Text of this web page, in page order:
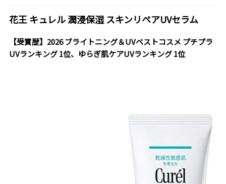
花王 キュレル 潤浸保湿 スキンリペアUVセラム
【受賞歴】2026 ブライトニング＆UVベストコスメ プチプラ
UVランキング 1位、ゆらぎ肌ケアUVランキング 1位